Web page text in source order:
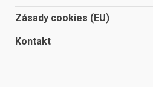
Zásady cookies (EU)
Kontakt